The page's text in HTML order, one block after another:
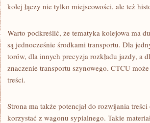
kolej łączy nie tylko miejscowości, ale też
Warto podkreślić, że tematyka kolejowa ma
są jednocześnie środkami transportu. Dla
torów, dla innych precyzja rozkładu jazdy, a
znaczenie transportu szynowego. CTCU
treści.
Strona ma także potencjał do rozwijania
korzystać z wagonu sypialnego. Takie